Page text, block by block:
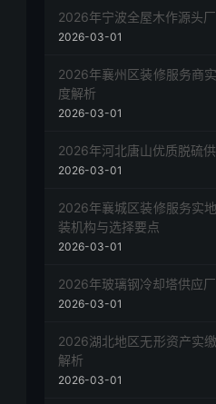
2026年宁波全屋木作源头
2026-03-01
2026年襄州区装修服务商
度解析
2026-03-01
2026年河北唐山优质脱硫
2026-03-01
2026年襄城区装修服务实
装机构与选择要点
2026-03-01
2026年玻璃钢冷却塔供应
2026-03-01
2026湖北地区无形资产实
解析
2026-03-01